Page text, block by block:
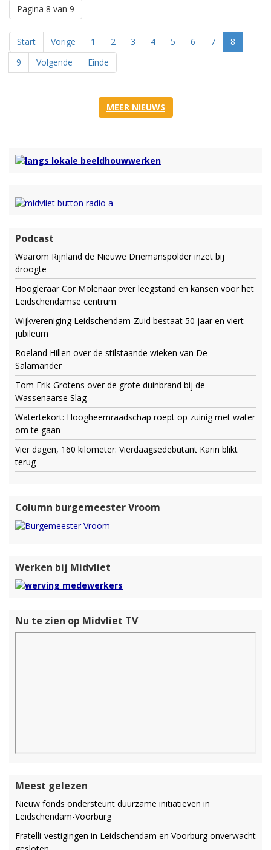
Pagina 8 van 9
Start Vorige 1 2 3 4 5 6 7
8
9
Volgende Einde
MEER NIEUWS
Podcast
Waarom Rijnland de Nieuwe Driemanspolder inzet bij
droogte
Hoogleraar Cor Molenaar over leegstand en kansen voor het
Leidschendamse centrum
Wijkvereniging Leidschendam-Zuid bestaat 50 jaar en viert
jubileum
Roeland Hillen over de stilstaande wieken van De
Salamander
Tom Erik-Grotens over de grote duinbrand bij de
Wassenaarse Slag
Watertekort: Hoogheemraadschap roept op zuinig met water
om te gaan
Vier dagen, 160 kilometer: Vierdaagsedebutant Karin blikt
terug
Column burgemeester Vroom
Werken bij Midvliet
Nu te zien op Midvliet TV
Meest gelezen
Nieuw fonds ondersteunt duurzame initiatieven in
Leidschendam-Voorburg
Fratelli-vestigingen in Leidschendam en Voorburg onverwacht